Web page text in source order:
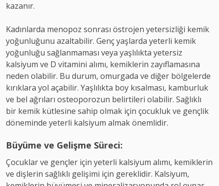
kazanır.
Kadınlarda menopoz sonrası östrojen yetersizliği kemik
yoğunluğunu azaltabilir. Genç yaşlarda yeterli kemik
yoğunluğu sağlanmaması veya yaşlılıkta yetersiz
kalsiyum ve D vitamini alımı, kemiklerin zayıflamasına
neden olabilir. Bu durum, omurgada ve diğer bölgelerde
kırıklara yol açabilir. Yaşlılıkta boy kısalması, kamburluk
ve bel ağrıları osteoporozun belirtileri olabilir. Sağlıklı
bir kemik kütlesine sahip olmak için çocukluk ve gençlik
döneminde yeterli kalsiyum almak önemlidir.
Büyüme ve Gelişme Süreci:
Çocuklar ve gençler için yeterli kalsiyum alımı, kemiklerin
ve dişlerin sağlıklı gelişimi için gereklidir. Kalsiyum,